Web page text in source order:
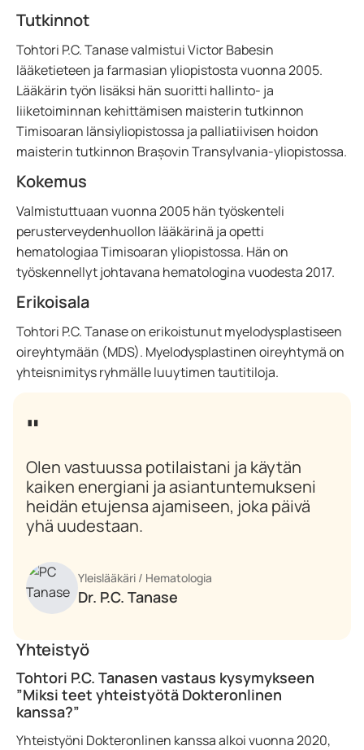
Tutkinnot
Tohtori P.C. Tanase valmistui Victor Babesin
lääketieteen ja farmasian yliopistosta vuonna 2005.
Lääkärin työn lisäksi hän suoritti hallinto- ja
liiketoiminnan kehittämisen maisterin tutkinnon
Timisoaran länsiyliopistossa ja palliatiivisen hoidon
maisterin tutkinnon Brașovin Transylvania-yliopistossa.
Kokemus
Valmistuttuaan vuonna 2005 hän työskenteli
perusterveydenhuollon lääkärinä ja opetti
hematologiaa Timisoaran yliopistossa. Hän on
työskennellyt johtavana hematologina vuodesta 2017.
Erikoisala
Tohtori P.C. Tanase on erikoistunut myelodysplastiseen
oireyhtymään (MDS). Myelodysplastinen oireyhtymä on
yhteisnimitys ryhmälle luuytimen tautitiloja.
Olen vastuussa potilaistani ja käytän
kaiken energiani ja asiantuntemukseni
heidän etujensa ajamiseen, joka päivä
yhä uudestaan.
Yleislääkäri / Hematologia
Dr. P.C. Tanase
Yhteistyö
Tohtori P.C. Tanasen vastaus kysymykseen
”Miksi teet yhteistyötä Dokteronlinen
kanssa?”
Yhteistyöni Dokteronlinen kanssa alkoi vuonna 2020,